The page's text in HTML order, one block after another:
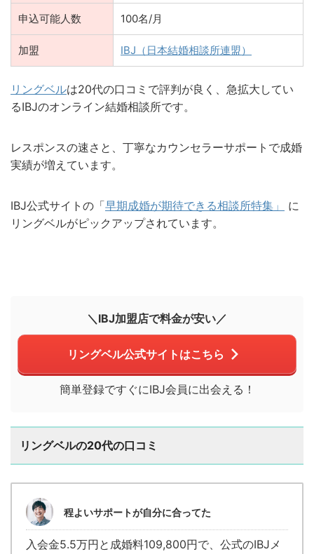
申込可能人数 100名/月
加盟 IBJ（日本結婚相談所連盟）
リングベルは20代の口コミで評判が良く、急拡大してい
るIBJのオンライン結婚相談所です。
レスポンスの速さと、丁寧なカウンセラーサポートで成婚
実績が増えています。
IBJ公式サイトの「早期成婚が期待できる相談所特集」
に
リングベルがピックアップされています。
＼IBJ加盟店で料金が安い／
リングベル公式サイトはこちら
簡単登録ですぐにIBJ会員に出会える！
リングベルの20代の口コミ
程よいサポートが自分に合ってた
入会金5.5万円と成婚料109,800円で、公式のIBJメ